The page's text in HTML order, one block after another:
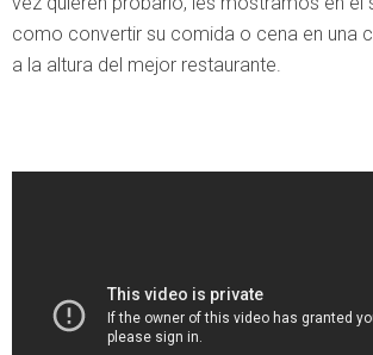
como convertir su comida o cena en una
a la altura del mejor restaurante.